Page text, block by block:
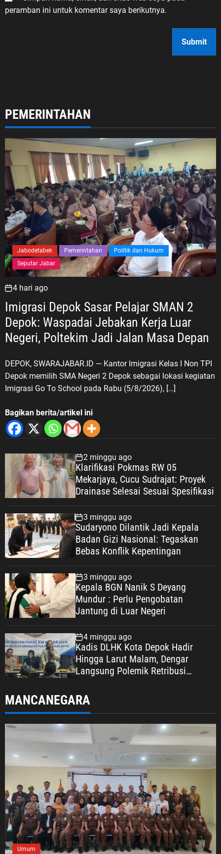
peramban ini untuk komentar saya berikutnya.
PEMERINTAHAN
Jabodetabek Pemerintahan
Politik dan Hukum
Seputar Jabar
4 hari ago
Imigrasi Depok Sasar Pelajar SMAN 2
Depok: Waspadai Jebakan Kerja Luar
DEPOK, SWARAJABAR.ID — Kantor Imigrasi Kelas I Non TPI
Depok memilih SMA Negeri 2 Depok sebagai lokasi kegiatan
Imigrasi Go To School pada Rabu (5/8/2026), […]
Bagikan berita/artikel ini
2 minggu ago
Klarifikasi Pokmas RW 05
Mekarjaya, Cucu Sudrajat: Proyek
Drainase Selesai Sesuai Spesifikasi
3 minggu ago
Sudaryono Dilantik Jadi Kepala
Badan Gizi Nasional: Tegaskan
Bebas Konflik Kepentingan
3 minggu ago
Kepala BGN Nanik S Deyang
Mundur : Perlu Pengobatan
Jantung di Luar Negeri
4 minggu ago
Kadis DLHK Kota Depok Hadir
Hingga Larut Malam, Dengar
Langsung Polemik Retribusi
MANCANEGARA
Umum